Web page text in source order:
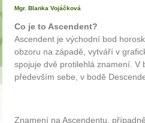
Mgr. Blanka Vojáčková
Co je to Ascendent?
Ascendent je východní bod
obzoru na západě, vytváří v
spojuje dvě protilehlá znamení. V
především sebe, v bodě
Znamení na Ascendentu,